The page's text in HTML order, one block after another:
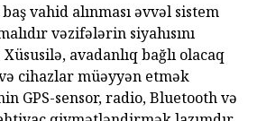
vahid alınması əvvəl sistem
vəzifələrin siyahısını
avadanlıq bağlı olacaq
cihazlar müəyyən etmək
GPS-sensor, radio, Bluetooth və